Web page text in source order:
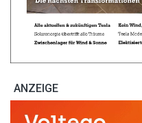
ANZEIGE